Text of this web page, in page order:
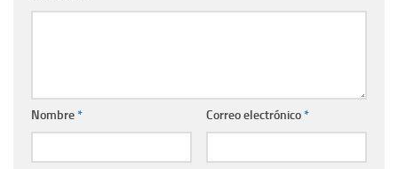
Nombre* Correo electrónico*